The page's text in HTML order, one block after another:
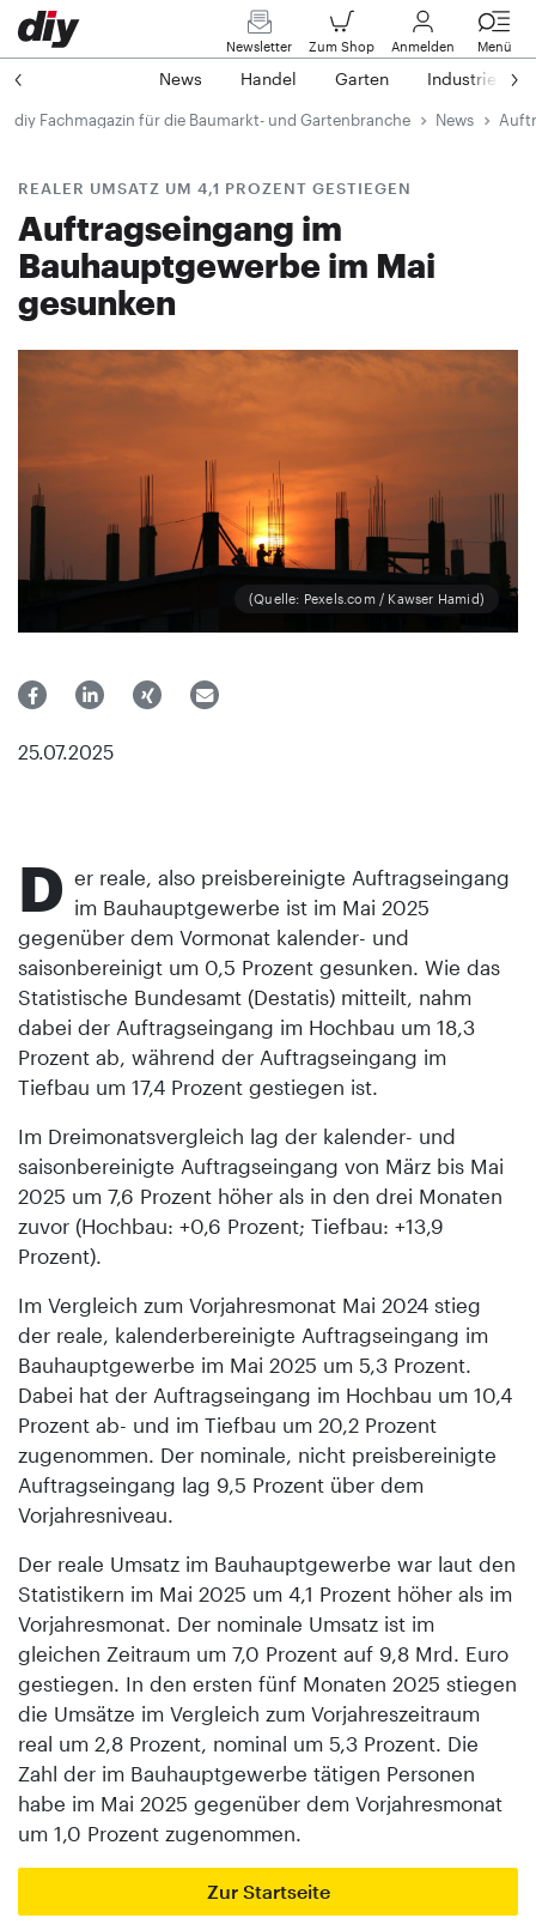
Newsletter Zum Shop Anmelden Menü
News Handel Garten Industrie
diy Fachmagazin für die Baumarkt- und Gartenbranche News
REALER UMSATZ UM 4,1 PROZENT GESTIEGEN
Auftragseingang im
Bauhauptgewerbe im Mai
gesunken
(Quelle: Pexels.com / Kawser Hamid)
25.07.2025
D er reale, also preisbereinigte Auftragseingang
im Bauhauptgewerbe ist im Mai 2025
gegenüber dem Vormonat kalender- und
saisonbereinigt um 0,5 Prozent gesunken. Wie das
Statistische Bundesamt (Destatis) mitteilt, nahm
dabei der Auftragseingang im Hochbau um 18,3
Prozent ab, während der Auftragseingang im
Tiefbau um 17,4 Prozent gestiegen ist.
Im Dreimonatsvergleich lag der kalender- und
saisonbereinigte Auftragseingang von März bis Mai
2025 um 7,6 Prozent höher als in den drei Monaten
zuvor (Hochbau: +0,6 Prozent; Tiefbau: +13,9
Prozent).
Im Vergleich zum Vorjahresmonat Mai 2024 stieg
der reale, kalenderbereinigte Auftragseingang im
Bauhauptgewerbe im Mai 2025 um 5,3 Prozent.
Dabei hat der Auftragseingang im Hochbau um 10,4
Prozent ab- und im Tiefbau um 20,2 Prozent
zugenommen. Der nominale, nicht preisbereinigte
Auftragseingang lag 9,5 Prozent über dem
Vorjahresniveau.
Der reale Umsatz im Bauhauptgewerbe war laut den
Statistikern im Mai 2025 um 4,1 Prozent höher als im
Vorjahresmonat. Der nominale Umsatz ist im
gleichen Zeitraum um 7,0 Prozent auf 9,8 Mrd. Euro
gestiegen. In den ersten fünf Monaten 2025 stiegen
die Umsätze im Vergleich zum Vorjahreszeitraum
real um 2,8 Prozent, nominal um 5,3 Prozent. Die
Zahl der im Bauhauptgewerbe tätigen Personen
habe im Mai 2025 gegenüber dem Vorjahresmonat
um 1,0 Prozent zugenommen.
Zur Startseite